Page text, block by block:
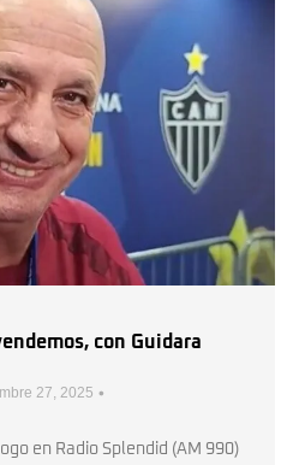
con Guidara
27, 2025 •
en Radio Splendid (AM 990)